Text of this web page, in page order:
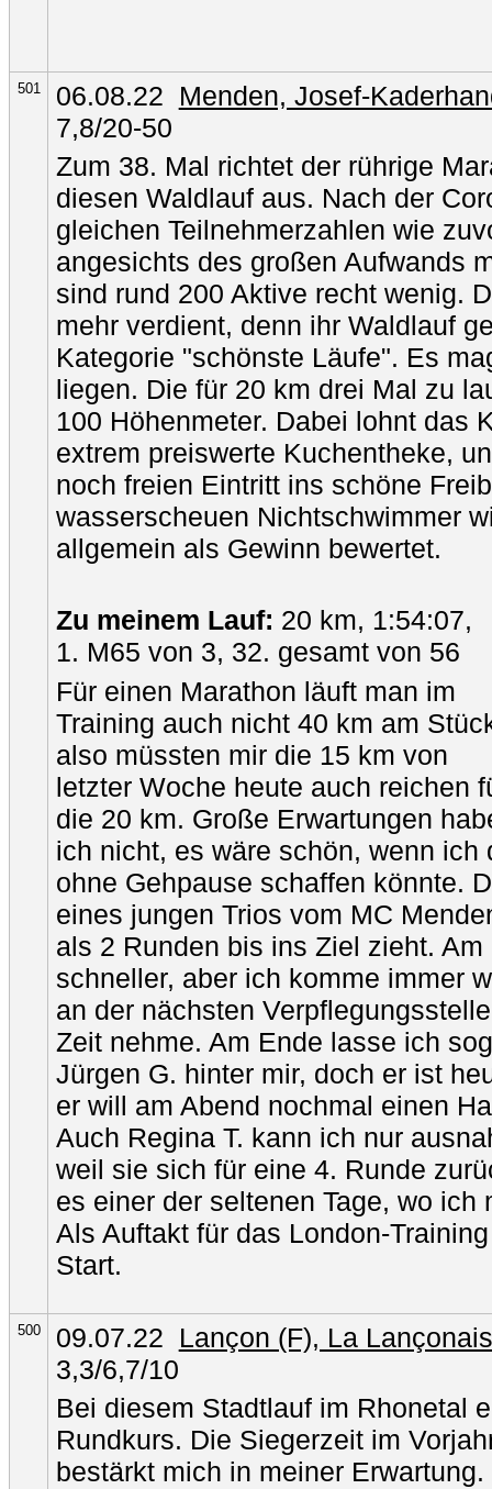
501 06.08.22 Menden, Josef-
7,8/20-50
Zum 38. Mal richtet der rührige
diesen Waldlauf aus. Nach der
gleichen Teilnehmerzahlen wie
angesichts des großen Aufwands
sind rund 200 Aktive recht wenig.
mehr verdient, denn ihr Waldlauf
Kategorie "schönste Läufe". Es
liegen. Die für 20 km drei Mal zu
100 Höhenmeter. Dabei lohnt das
extrem preiswerte Kuchentheke,
noch freien Eintritt ins schöne
wasserscheuen Nichtschwimmer
allgemein als Gewinn bewertet.
Zu meinem Lauf: 20 km, 1:54:07,
1. M65 von 3, 32. gesamt von 56
Für einen Marathon läuft man im
Training auch nicht 40 km am
also müssten mir die 15 km von
letzter Woche heute auch reichen
die 20 km. Große Erwartungen
ich nicht, es wäre schön, wenn ich
ohne Gehpause schaffen könnte.
eines jungen Trios vom MC
als 2 Runden bis ins Ziel zieht.
schneller, aber ich komme immer
an der nächsten
Zeit nehme. Am Ende lasse ich
Jürgen G. hinter mir, doch er ist
er will am Abend nochmal einen
Auch Regina T. kann ich nur
weil sie sich für eine 4. Runde
es einer der seltenen Tage, wo ich
Als Auftakt für das London-
Start.
500 09.07.22 Lançon (F), La
3,3/6,7/10
Bei diesem Stadtlauf im Rhonetal
Rundkurs. Die Siegerzeit im
bestärkt mich in meiner